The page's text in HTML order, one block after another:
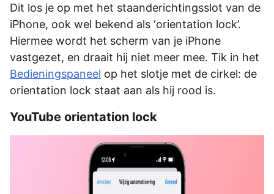
Dit los je op met het staanderichtingsslot van de
iPhone, ook wel bekend als ‘orientation lock’.
Hiermee wordt het scherm van je iPhone
vastgezet, en draait hij niet meer mee. Tik in het
Bedieningspaneel op het slotje met de cirkel: de
orientation lock staat aan als hij rood is.
YouTube orientation lock